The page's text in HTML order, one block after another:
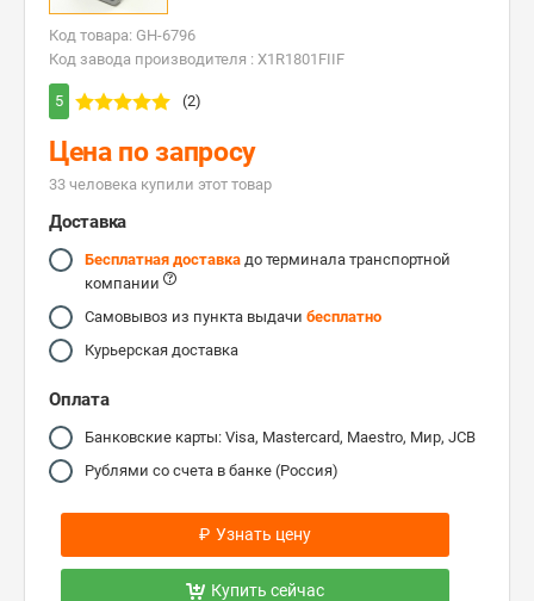
Код товара: GH-6796
Код завода производителя : X1R1801FIIF
5 (2)
Цена по запросу
33 человекa купили этот товар
Доставка
Бесплатная доставка до терминала транспортной
компании
Самовывоз из пункта выдачи бесплатно
Курьерская доставка
Оплата
Банковские карты: Visa, Mastercard, Maestro, Мир, JCB
Рублями со счета в банке (Россия)
₽ Узнать цену
Купить сейчас